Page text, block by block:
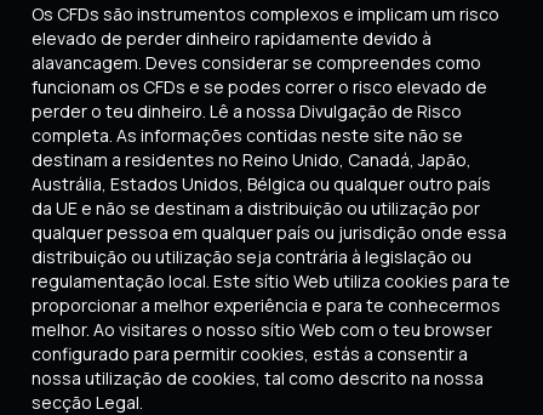
Os CFDs são instrumentos complexos e implicam um risco
elevado de perder dinheiro rapidamente devido à
alavancagem. Deves considerar se compreendes como
funcionam os CFDs e se podes correr o risco elevado de
perder o teu dinheiro. Lê a nossa Divulgação de Risco
completa. As informações contidas neste site não se
destinam a residentes no Reino Unido, Canadá, Japão,
Austrália, Estados Unidos, Bélgica ou qualquer outro país
da UE e não se destinam a distribuição ou utilização por
qualquer pessoa em qualquer país ou jurisdição onde essa
distribuição ou utilização seja contrária à legislação ou
regulamentação local. Este sítio Web utiliza cookies para te
proporcionar a melhor experiência e para te conhecermos
melhor. Ao visitares o nosso sítio Web com o teu browser
configurado para permitir cookies, estás a consentir a
nossa utilização de cookies, tal como descrito na nossa
secção Legal.